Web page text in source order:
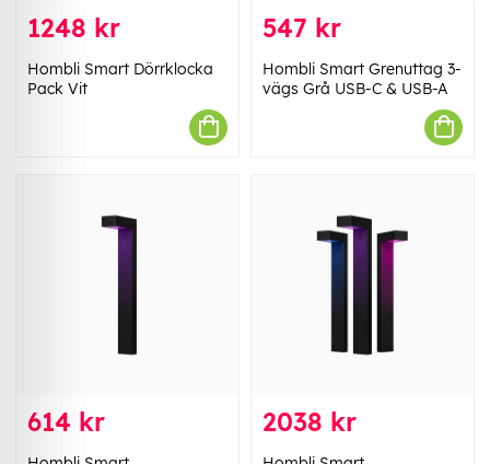
1248 kr
Hombli Smart Dörrklocka
Pack Vit
547 kr
Hombli Smart Grenuttag 3-
vägs Grå USB-C & USB-A
614 kr 2038 kr